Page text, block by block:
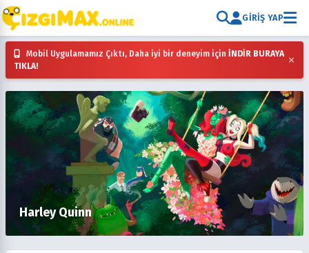
GIRIŞ YAP
Mobil Uygulamamız Çıktı, Daha iyi bir deneyim için İNDİR BURAYA
TIKLA!
×
Harley Quinn